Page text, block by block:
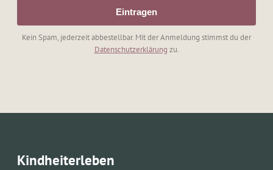
Eintragen
Kein Spam, jederzeit abbestellbar. Mit der Anmeldung stimmst du der
Datenschutzerklärung zu.
Kindheiterleben